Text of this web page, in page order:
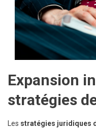
Expansion
stratégies
Les stratégies juridiques